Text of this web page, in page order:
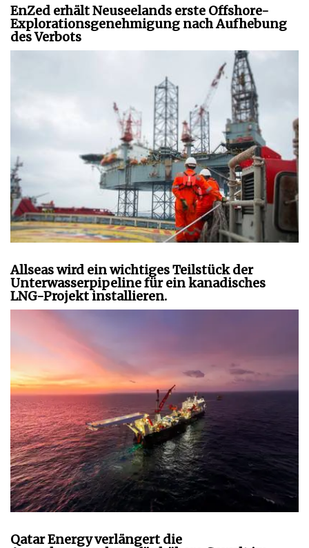
EnZed erhält Neuseelands erste Offshore-
Explorationsgenehmigung nach Aufhebung
des Verbots
Allseas wird ein wichtiges Teilstück der
Unterwasserpipeline für ein kanadisches
LNG-Projekt installieren.
Qatar Energy verlängert die